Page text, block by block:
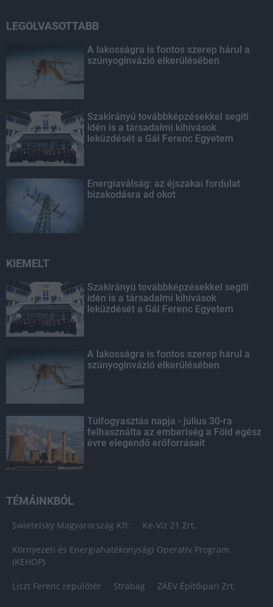
LEGOLVASOTTABB
A lakosságra is fontos szerep hárul a
szúnyoginvázió elkerülésében
Szakirányú továbbképzésekkel segíti
idén is a társadalmi kihívások
leküzdését a Gál Ferenc Egyetem
Energiaválság: az éjszakai fordulat
bizakodásra ad okot
KIEMELT
Szakirányú továbbképzésekkel segíti
idén is a társadalmi kihívások
leküzdését a Gál Ferenc Egyetem
A lakosságra is fontos szerep hárul a
szúnyoginvázió elkerülésében
Túlfogyasztás napja - július 30-ra
felhasználta az emberiség a Föld egész
évre elegendő erőforrásait
TÉMÁINKBÓL
Swietelsky Magyarország Kft. Ke-Víz 21 Zrt.
Környezeti és Energiahatékonysági Operatív Program
(KEHOP)
Liszt Ferenc repülőtér Strabag ZÁÉV Építőipari Zrt.